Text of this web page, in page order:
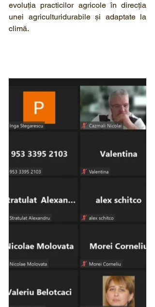
evoluția practicilor agricole în direcția
unei agriculturidurabile și adaptate la
climă.